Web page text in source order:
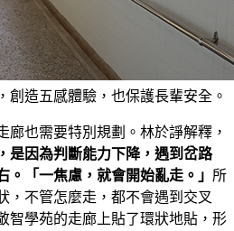
創造五感體驗，也保護長輩安全。
廊也需要特別規劃。林於諍解釋，
是因為判斷能力下降，遇到岔路
。「一焦慮，就會開始亂走。」 所
，不管怎麼走，都不會遇到交叉
智學苑的走廊上貼了環狀地貼，形